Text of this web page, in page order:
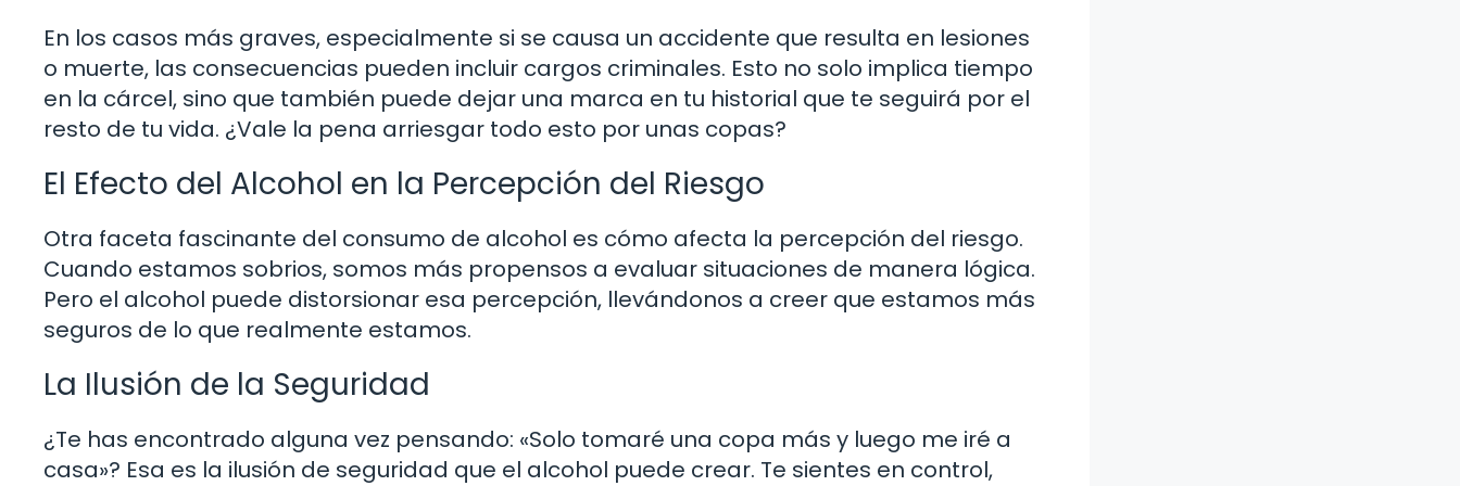
En los casos más graves, especialmente si se causa un accidente que resulta en lesiones
o muerte, las consecuencias pueden incluir cargos criminales. Esto no solo implica tiempo
en la cárcel, sino que también puede dejar una marca en tu historial que te seguirá por el
resto de tu vida. ¿Vale la pena arriesgar todo esto por unas copas?
El Efecto del Alcohol en la Percepción del Riesgo
Otra faceta fascinante del consumo de alcohol es cómo afecta la percepción del riesgo.
Cuando estamos sobrios, somos más propensos a evaluar situaciones de manera lógica.
Pero el alcohol puede distorsionar esa percepción, llevándonos a creer que estamos más
seguros de lo que realmente estamos.
La Ilusión de la Seguridad
¿Te has encontrado alguna vez pensando: «Solo tomaré una copa más y luego me iré a
casa»? Esa es la ilusión de seguridad que el alcohol puede crear. Te sientes en control,